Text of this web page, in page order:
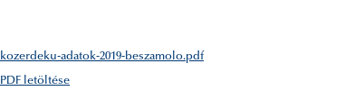
kozerdeku-adatok-2019-beszamolo.pdf
PDF letöltése